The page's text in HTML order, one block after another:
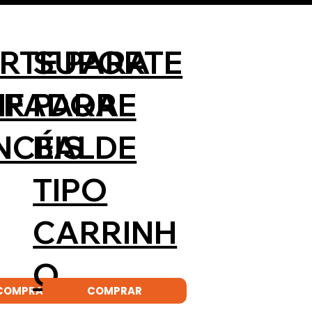
PARA
SUPORTE
PARA
BALDE
TIPO
CARRINH
O
COMPRAR